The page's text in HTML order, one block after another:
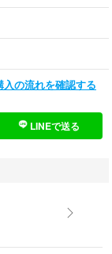
入の流れを確認する
LINEで送る